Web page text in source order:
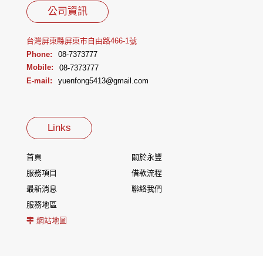
公司資訊
台灣屏東縣屏東市自由路466-1號
Phone:
08-7373777
Mobile:
08-7373777
E-mail:
yuenfong5413@gmail.com
Links
首頁
關於永豐
服務項目
借款流程
最新消息
聯絡我們
服務地區
網站地圖